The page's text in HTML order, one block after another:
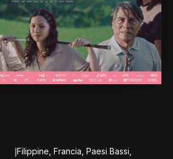
|Filippine, Francia, Paesi Bassi,